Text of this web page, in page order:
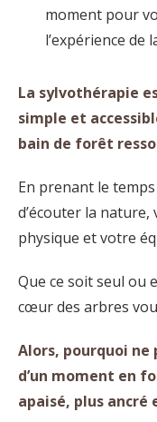
moment pour
l’expérience de
La sylvothérapie
simple et
bain de forêt
En prenant le
d’écouter la
physique et votre
Que ce soit seul ou
cœur des arbres
Alors, pourquoi ne
d’un moment en
apaisé, plus ancré